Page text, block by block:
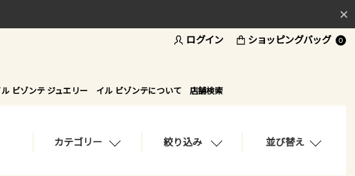
無料
ガイド
ログイン ショッピングバッグ 0
ル ビゾンテ ジュエリー イル ビゾンテについて 店舗検索
カテゴリー 絞り込み 並び替え